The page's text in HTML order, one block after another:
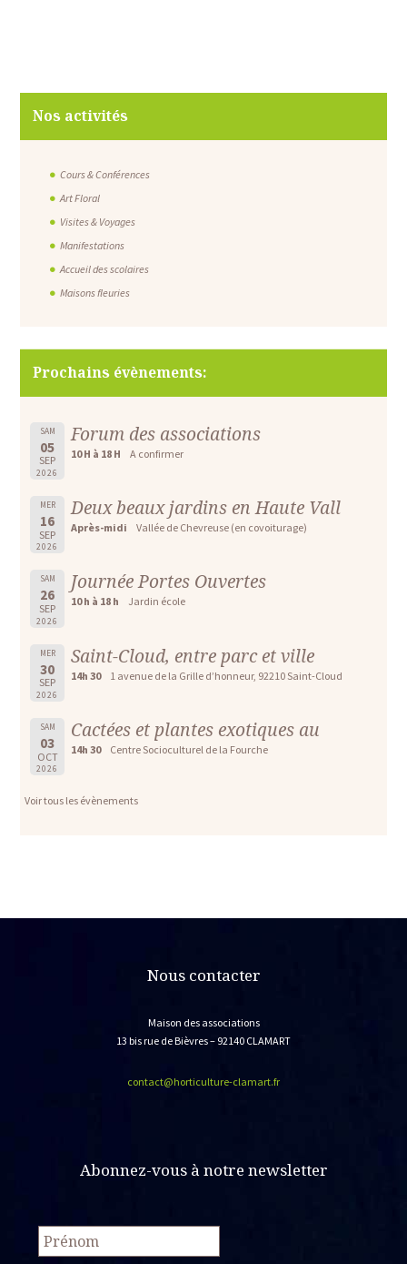
Nos activités
Cours & Conférences
Art Floral
Visites & Voyages
Manifestations
Accueil des scolaires
Maisons fleuries
Prochains évènements:
SAM
05
SEP
2026
Forum des associations
10 H à 18 H A confirmer
MER
16
SEP
2026
Deux beaux jardins en Haute Vall
Après-midi Vallée de Chevreuse (en covoiturage)
SAM
26
SEP
2026
Journée Portes Ouvertes
10 h à 18 h Jardin école
MER
30
SEP
2026
Saint-Cloud, entre parc et ville
14h 30 1 avenue de la Grille d’honneur, 92210 Saint-Cloud
SAM
03
OCT
2026
Cactées et plantes exotiques au
14h 30 Centre Socioculturel de la Fourche
Voir tous les évènements
Nous contacter
Maison des associations
13 bis rue de Bièvres – 92140 CLAMART
contact@horticulture-clamart.fr
Abonnez-vous à notre newsletter